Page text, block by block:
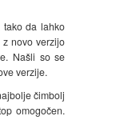
tako da lahko
novo verzijo
Našli so se
verzije.
čimbolj
omogočen.